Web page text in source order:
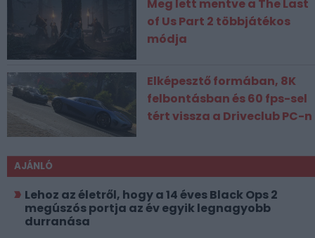
Meg lett mentve a The Last
of Us Part 2 többjátékos
módja
Elképesztő formában, 8K
felbontásban és 60 fps-sel
tért vissza a Driveclub PC-n
AJÁNLÓ
Lehoz az életről, hogy a 14 éves Black Ops 2
megúszós portja az év egyik legnagyobb
durranása